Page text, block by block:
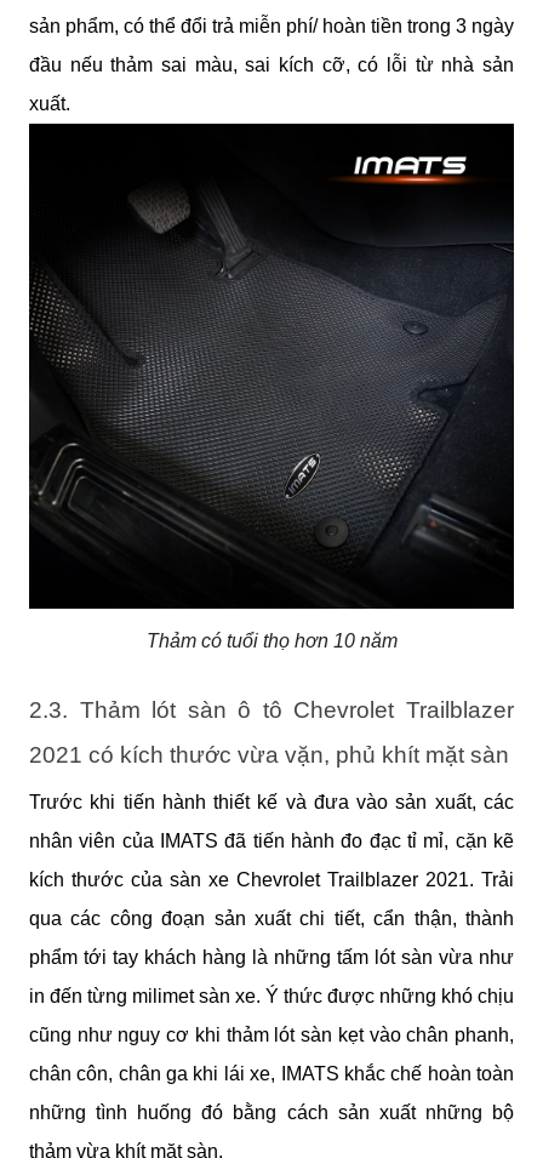
sản phẩm, có thể đổi trả miễn phí/ hoàn tiền trong 3 ngày
đầu nếu thảm sai màu, sai kích cỡ, có lỗi từ nhà sản
xuất.
Thảm có tuổi thọ hơn 10 năm
2.3. Thảm lót sàn ô tô Chevrolet Trailblazer
2021 có kích thước vừa vặn, phủ khít mặt sàn
Trước khi tiến hành thiết kế và đưa vào sản xuất, các
nhân viên của IMATS đã tiến hành đo đạc tỉ mỉ, cặn kẽ
kích thước của sàn xe Chevrolet Trailblazer 2021. Trải
qua các công đoạn sản xuất chi tiết, cẩn thận, thành
phẩm tới tay khách hàng là những tấm lót sàn vừa như
in đến từng milimet sàn xe. Ý thức được những khó chịu
cũng như nguy cơ khi thảm lót sàn kẹt vào chân phanh,
chân côn, chân ga khi lái xe, IMATS khắc chế hoàn toàn
những tình huống đó bằng cách sản xuất những bộ
thảm vừa khít mặt sàn.